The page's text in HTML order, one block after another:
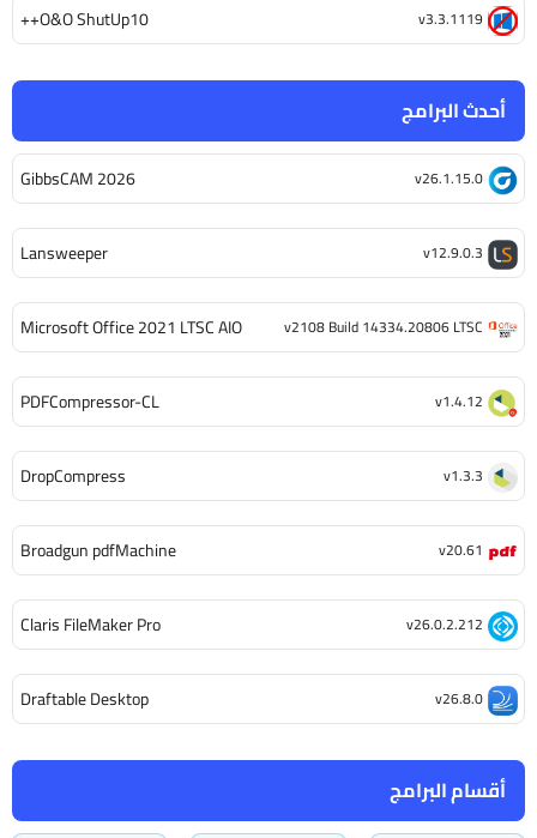
أقسام البرامج
أحدث البرامج
GibbsCAM 2026 v26.1.15.0
Lansweeper v12.9.0.3
Microsoft Office 2021 LTSC AIO v2108 Build 14334.20806 LTSC
PDFCompressor-CL v1.4.12
DropCompress v1.3.3
Broadgun pdfMachine v20.61
Claris FileMaker Pro v26.0.2.212
Draftable Desktop v26.8.0
O&O ShutUp10++ v3.3.1119